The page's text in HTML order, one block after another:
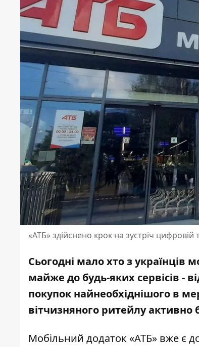
«АТБ» здійснено крок на зустріч цифровій
Сьогодні мало хто з українців
майже до будь-яких сервісів -
покупок найнеобхіднішого в
вітчизняного ритейлу активно
Мобільний додаток «АТБ» вже є